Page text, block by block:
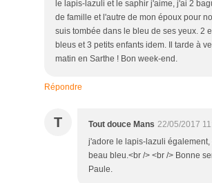
le lapis-lazuli et le saphir j'aime, j'ai 2
de famille et l'autre de mon époux pour
suis tombée dans le bleu de ses yeux. 2
bleus et 3 petits enfants idem. Il tarde à
matin en Sarthe ! Bon week-end.
Répondre
T Tout douce Mans 22/05/2017
j'adore le lapis-lazuli également,
beau bleu.<br /> <br /> Bonne
Paule.